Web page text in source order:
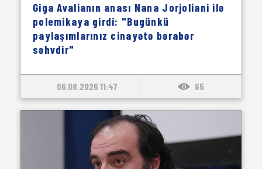
Giga Avalianın anası Nana Jorjoliani ilə
polemikaya girdi: "Bugünkü
paylaşımlarınız cinayətə bərabər
səhvdir"
06.08.2026 11:47 65